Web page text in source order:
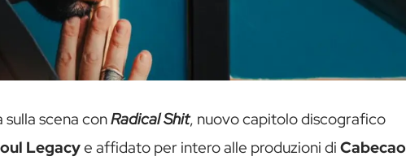
sulla scena conRadical Shit, nuovo capitolo discografico
Legacye affidato per intero alle produzioni di Cabecao